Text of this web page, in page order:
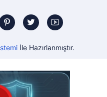
İle Hazırlanmıştır.